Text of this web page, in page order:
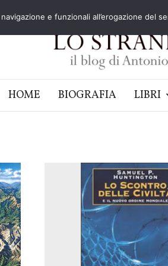
HOME BIOGRAFIA LIBRI
e funzionali all’erogazione del